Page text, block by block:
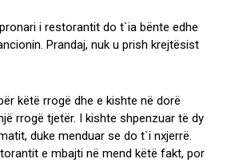
i restorantit do t`ia bënte edhe
Prandaj, nuk u prish krejtësist
këtë rrogë dhe e kishte në dorë
rrogë tjetër. I kishte shpenzuar të dy
duke menduar se do t`i nxjerrë.
e mbajti në mend këtë fakt, por